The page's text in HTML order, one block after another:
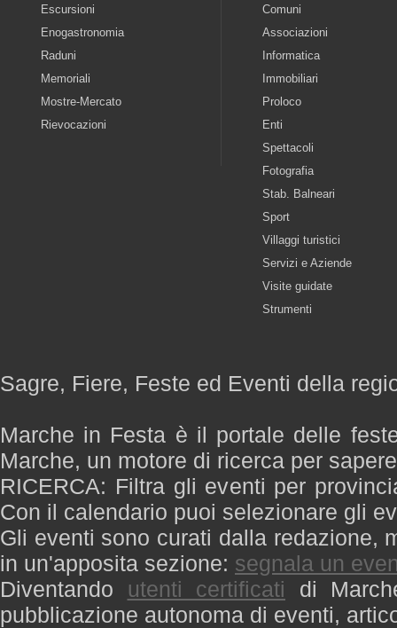
Escursioni
Enogastronomia
Raduni
Memoriali
Mostre-Mercato
Rievocazioni
Comuni
Associazioni
Informatica
Immobiliari
Proloco
Enti
Spettacoli
Fotografia
Stab. Balneari
Sport
Villaggi turistici
Servizi e Aziende
Visite guidate
Strumenti
Sagre, Fiere, Feste ed Eventi della
Marche in Festa è il portale delle
Marche, un motore di ricerca per
RICERCA: Filtra gli eventi per
Con il calendario puoi selezionare gli
Gli eventi sono curati dalla redazione,
in un'apposita sezione: segnala un
Diventando utenti certificati di
pubblicazione autonoma di eventi,